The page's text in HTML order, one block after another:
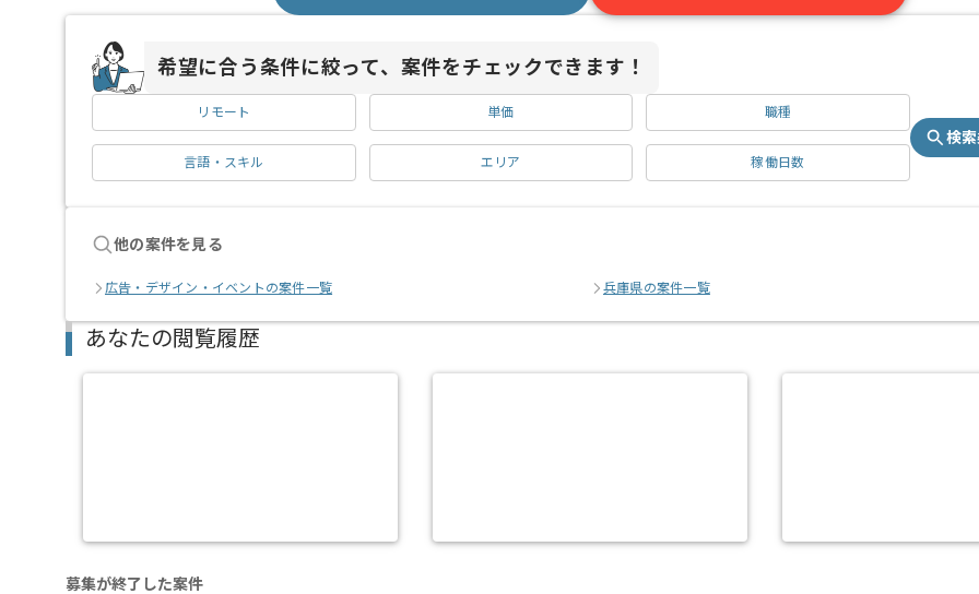
希望に合う条件に絞って、案件をチェックできます！
リモート 単価 職種
言語・スキル エリア 稼働日数
検
他の案件を見る
広告・デザイン・イベントの案件一覧 兵庫県の案件一覧
あなたの閲覧履歴
募集が終了した案件